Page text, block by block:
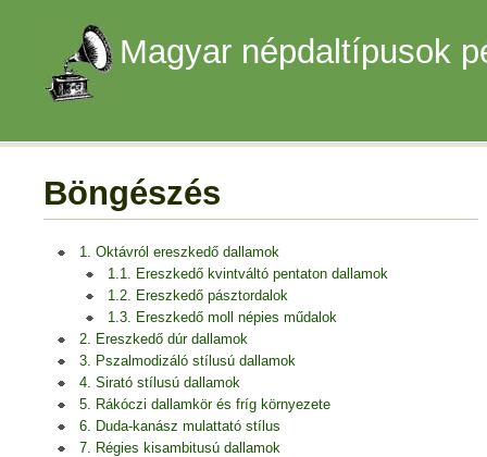
Magyar népdaltípusok
Böngészés
1. Oktávról ereszkedő dallamok
1.1. Ereszkedő kvintváltó pentaton dallamok
1.2. Ereszkedő pásztordalok
1.3. Ereszkedő moll népies műdalok
2. Ereszkedő dúr dallamok
3. Pszalmodizáló stílusú dallamok
4. Sirató stílusú dallamok
5. Rákóczi dallamkör és fríg környezete
6. Duda-kanász mulattató stílus
7. Régies kisambitusú dallamok